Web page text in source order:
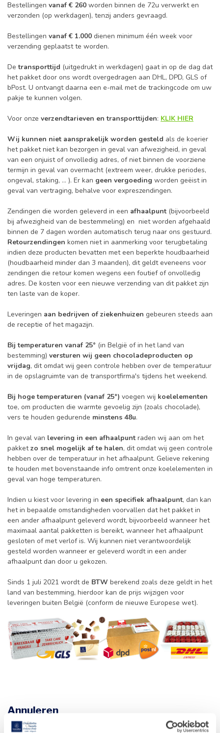
Bestellingen vanaf € 260 worden binnen de 72u verwerkt en
verzonden (op werkdagen), tenzij anders gevraagd.
Bestellingen vanaf € 1.000 dienen minimum één week voor
verzending geplaatst te worden.
Detransporttijd (uitgedrukt in werkdagen) gaat in op de dag dat
het pakket door ons wordt overgedragen aan DHL, DPD, GLS of
bPost. U ontvangt daarna een e-mail met de trackingcode om uw
pakje te kunnen volgen.
Voor onze verzendtarieven en transporttijden: KLIK HIER
Wij kunnen niet aansprakelijk worden gesteld als de koerier
het pakket niet kan bezorgen in geval van afwezigheid, in geval
van een onjuist of onvolledig adres, of niet binnen de voorziene
termijn in geval van overmacht (extreem weer, drukke periodes,
ongeval, staking, ... ). Er kan geen vergoeding worden geëist in
geval van vertraging, behalve voor expreszendingen.
Zendingen die worden geleverd in een afhaalpunt (bijvoorbeeld
bij afwezigheid van de bestemmeling) en niet worden afgehaald
binnen de 7 dagen worden automatisch terug naar ons gestuurd.
Retourzendingen komen niet in aanmerking voor terugbetaling
indien deze producten bevatten met een beperkte houdbaarheid
(houdbaarheid minder dan 3 maanden), dit geldt eveneens voor
zendingen die retour komen wegens een foutief of onvolledig
adres. De kosten voor een nieuwe verzending van dit pakket zijn
ten laste van de koper.
Leveringen aan bedrijven of ziekenhuizen gebeuren steeds aan
de receptie of het magazijn.
Bij temperaturen vanaf 25° (in België of in het land van
bestemming) versturen wij geen chocoladeproducten op
vrijdag, dit omdat wij geen controle hebben over de temperatuur
in de opslagruimte van de transportfirma's tijdens het weekend.
Bij hoge temperaturen (vanaf 25°) voegen wij koelelementen
toe, om producten die warmte gevoelig zijn (zoals chocolade),
vers te houden gedurende minstens 48u.
In geval van levering in een afhaalpunt raden wij aan om het
pakketzo snel mogelijk af te halen, dit omdat wij geen controle
hebben over de temperatuur in het afhaalpunt. Gelieve rekening
te houden met bovenstaande info omtrent onze koelelementen in
geval van hoge temperaturen.
Indien u kiest voor levering in een specifiek afhaalpunt, dan kan
het in bepaalde omstandigheden voorvallen dat het pakket in
een ander afhaalpunt geleverd wordt, bijvoorbeeld wanneer het
maximaal aantal pakketten is bereikt, wanneer het afhaalpunt
gesloten of met verlof is. Wij kunnen niet verantwoordelijk
gesteld worden wanneer er geleverd wordt in een ander
afhaalpunt dan door u gekozen.
Sinds 1 juli 2021 wordt de BTW berekend zoals deze geldt in het
land van bestemming, hierdoor kan de prijs wijzigen voor
leveringen buiten België (conform de nieuwe Europese wet).
Annuleren
U heeft het recht om uw bestelling te annuleren zolang deze nog